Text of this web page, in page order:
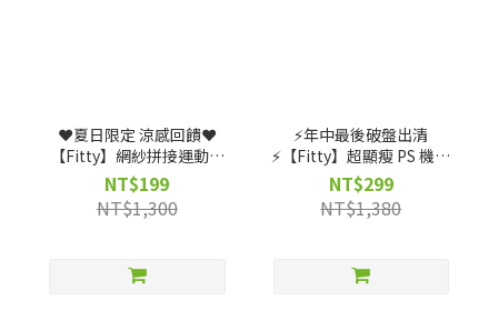
❤️夏日限定 涼感回饋❤️
【Fitty】網紗拼接運動上
衣(黑色)（剩 XS, S, M 號）
NT$199
NT$1,300
⚡️年中最後破盤出清
⚡️【Fitty】超顯瘦 PS 機能
運動褲（剩 輕暖灰XL 號）
NT$299
NT$1,380